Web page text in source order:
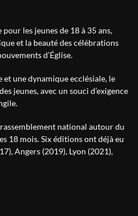
les jeunes de 18 à 35 ans,
et la beauté des célébrations
d’Église.
une dynamique ecclésiale, le
jeunes, avec un souci d’exigence
national autour du
18 mois. Six éditions ont déjà eu
Angers (2019), Lyon (2021),